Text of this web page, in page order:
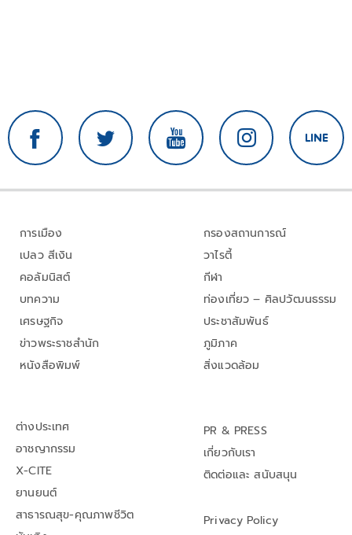
การเมือง
เปลว สีเงิน
คอลัมนิสต์
บทความ
เศรษฐกิจ
ข่าวพระราชสำนัก
หนังสือพิมพ์
กรองสถานการณ์
วาไรตี้
กีฬา
ท่องเที่ยว – ศิลปวัฒนธรรม
ประชาสัมพันธ์
ภูมิภาค
สิ่งแวดล้อม
ต่างประเทศ
อาชญากรรม
X-CITE
ยานยนต์
สาธารณสุข-คุณภาพชีวิต
PR & PRESS
เกี่ยวกับเรา
ติดต่อและ สนับสนุน
Privacy Policy